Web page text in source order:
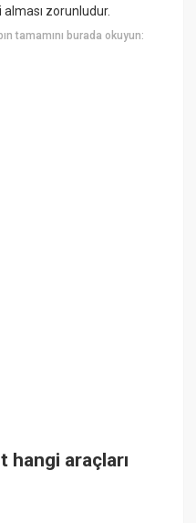
zorunludur.
tamamını burada okuyun:
hangi araçları